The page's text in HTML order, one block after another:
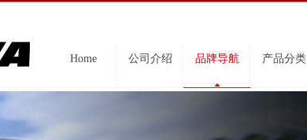
Home 公司介绍 品牌导航 产品分类